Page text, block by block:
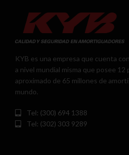
KYB es una empresa que cuenta
a nivel mundial misma que posee
aproximado de 65 millones de
mundo.
Tel: (300) 694 1388
Tel: (302) 303 9289